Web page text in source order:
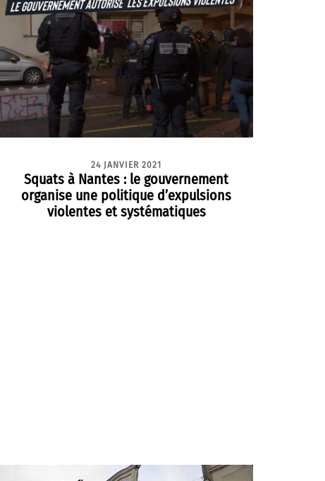
24 JANVIER 2021
Squats à Nantes : le gouvernement
organise une politique d’expulsions
violentes et systématiques